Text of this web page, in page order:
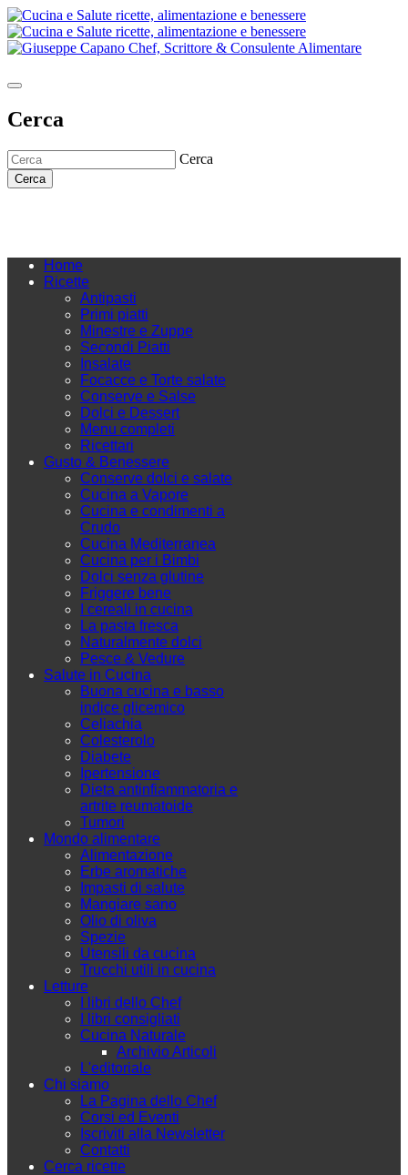
Cerca
Cerca
Cerca
Home
Ricette
Antipasti
Primi piatti
Minestre e Zuppe
Secondi Piatti
Insalate
Focacce e Torte salate
Conserve e Salse
Dolci e Dessert
Menu completi
Ricettari
Gusto & Benessere
Conserve dolci e salate
Cucina a Vapore
Cucina e condimenti a
Crudo
Cucina Mediterranea
Cucina per i Bimbi
Dolci senza glutine
Friggere bene
I cereali in cucina
La pasta fresca
Naturalmente dolci
Pesce & Vedure
Salute in Cucina
Buona cucina e basso
indice glicemico
Celiachia
Colesterolo
Diabete
Ipertensione
Dieta antinfiammatoria e
artrite reumatoide
Tumori
Mondo alimentare
Alimentazione
Erbe aromatiche
Impasti di salute
Mangiare sano
Olio di oliva
Spezie
Utensili da cucina
Trucchi utili in cucina
Letture
I libri dello Chef
I libri consigliati
Cucina Naturale
Archivio Articoli
L'editoriale
Chi siamo
La Pagina dello Chef
Corsi ed Eventi
Iscriviti alla Newsletter
Contatti
Cerca ricette